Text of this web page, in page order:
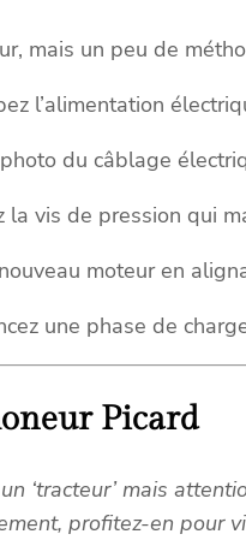
mais un peu de
l’alimentation
du câblage
la vis de pression qui
moteur en
une phase de
Picard
‘tracteur’ mais
profitez-en pour